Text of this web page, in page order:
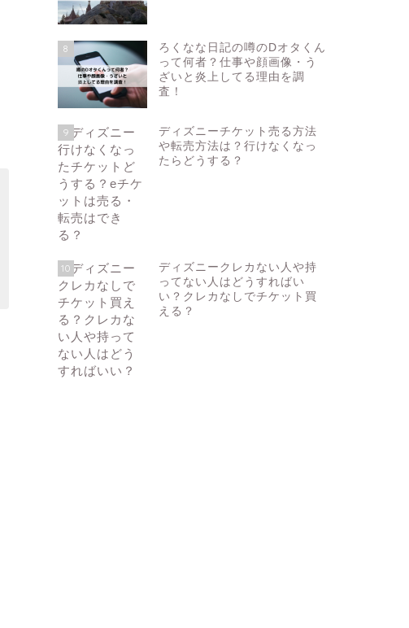
8
ろくなな日記の噂のDオタくん
って何者？仕事や顔画像・う
ざいと炎上してる理由を調
査！
9
ディズニーチケット売る方法
や転売方法は？行けなくなっ
たらどうする？
10
ディズニークレカない人や持
ってない人はどうすればい
い？クレカなしでチケット買
える？